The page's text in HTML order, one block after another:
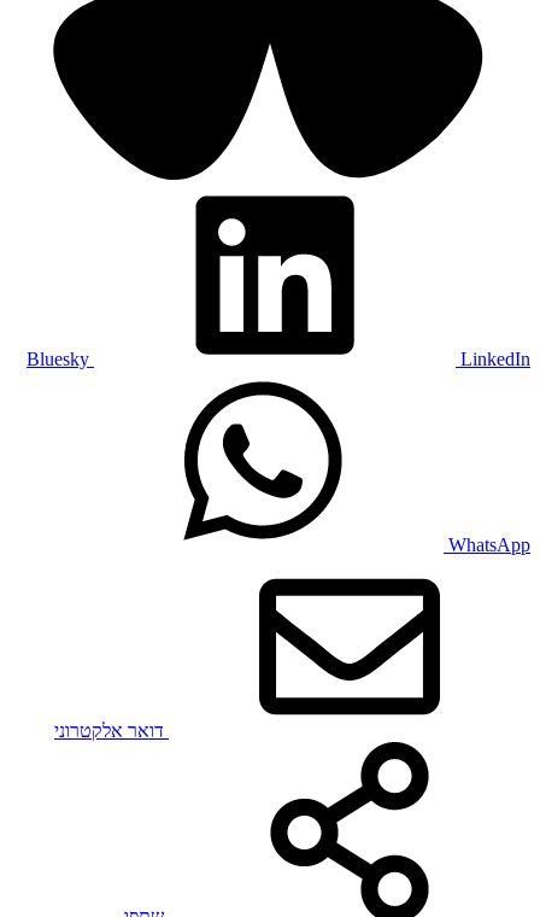
Bluesky LinkedIn
WhatsApp
דואר אלקטרוני